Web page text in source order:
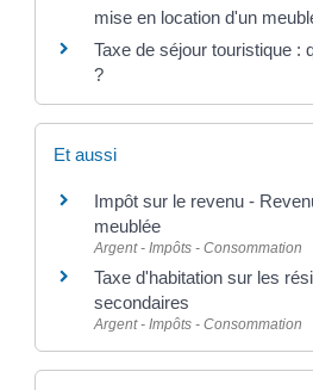
mise en location d'un
Taxe de séjour touristique :
?
Et aussi
Impôt sur le revenu -
meublée
Argent - Impôts - Consommation
Taxe d'habitation sur les
secondaires
Argent - Impôts - Consommation